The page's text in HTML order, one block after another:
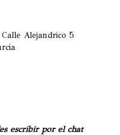
Alejandrico 5
escribir por el chat